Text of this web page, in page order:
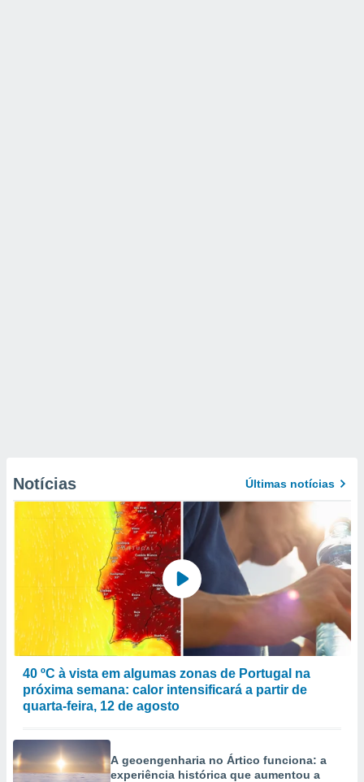
Notícias Últimas notícias
40 ºC à vista em algumas zonas de Portugal na
próxima semana: calor intensificará a partir de
quarta-feira, 12 de agosto
A geoengenharia no Ártico funciona: a
experiência histórica que aumentou a